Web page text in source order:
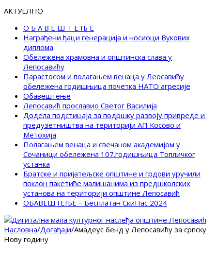
АКТУЕЛНО
О Б А В Е Ш Т Е Њ Е
Награђени ђаци генерација и носиоци Вукових
диплома
Обележена храмовна и општинска слава у
Лепосавићу
Парастосом и полагањем венаца у Леосавићу
обележена годишњица почетка НАТО агресије
Обавештење
Лепосавић прославио Светог Василија
Додела подстицаја за подршку развоју привреде и
предузетништва на територији АП Косово и
Метохија
Полагањем венаца и свечаном академијом у
Сочаници обележена 107.годишњица Топличког
устанка
Братске и пријатељске општине и грдови уручили
поклон пакетиће малишанима из предшколских
установа на територији општине Лепосавић
ОБАВЕШТЕЊЕ – Бесплатан СкиПас 2024
Насловна/Догађаји/Амадеус бенд у Лепосавићу за српску
Нову годину